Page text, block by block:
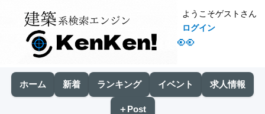
👀
ようこそゲストさん
ログイン
ホーム 新着 ランキング イベント 求人情報
＋Post